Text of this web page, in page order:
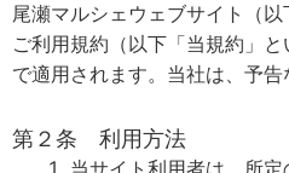
尾瀬マルシェウェブサイト（
ご利用規約（以下「当規約」
で適用されます。当社は、予
第２条 利用方法
当サイト利用者は、所